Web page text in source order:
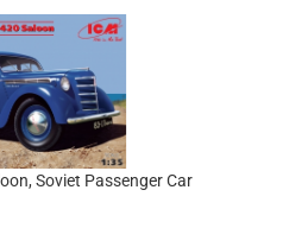
Soviet Passenger Car